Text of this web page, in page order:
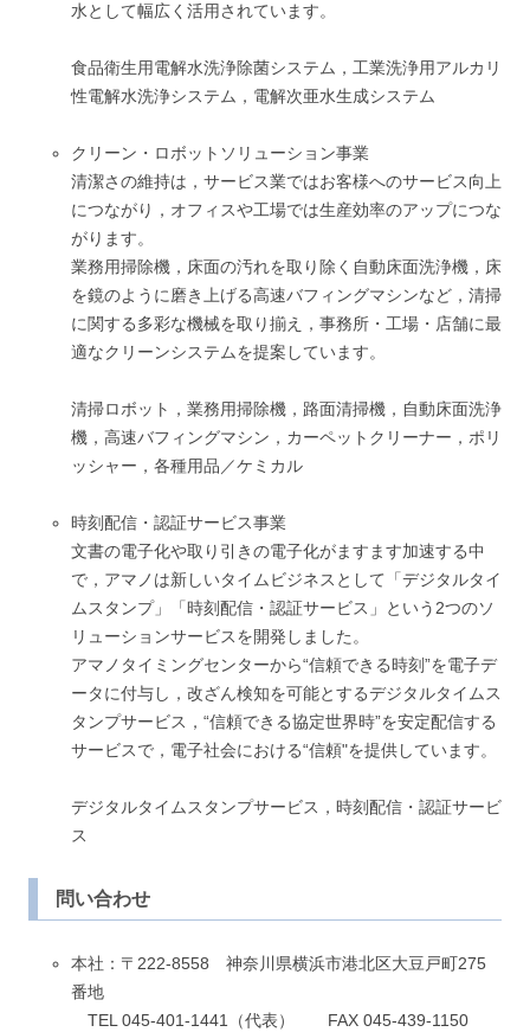
水として幅広く活用されています。
食品衛生用電解水洗浄除菌システム，工業洗浄用アルカリ
性電解水洗浄システム，電解次亜水生成システム
クリーン・ロボットソリューション事業
清潔さの維持は，サービス業ではお客様へのサービス向上
につながり，オフィスや工場では生産効率のアップにつな
がります。
業務用掃除機，床面の汚れを取り除く自動床面洗浄機，床
を鏡のように磨き上げる高速バフィングマシンなど，清掃
に関する多彩な機械を取り揃え，事務所・工場・店舗に最
適なクリーンシステムを提案しています。
清掃ロボット，業務用掃除機，路面清掃機，自動床面洗浄
機，高速バフィングマシン，カーペットクリーナー，ポリ
ッシャー，各種用品／ケミカル
時刻配信・認証サービス事業
文書の電子化や取り引きの電子化がますます加速する中
で，アマノは新しいタイムビジネスとして「デジタルタイ
ムスタンプ」「時刻配信・認証サービス」という2つのソ
リューションサービスを開発しました。
アマノタイミングセンターから“信頼できる時刻”を電子デ
ータに付与し，改ざん検知を可能とするデジタルタイムス
タンプサービス，“信頼できる協定世界時”を安定配信する
サービスで，電子社会における“信頼"を提供しています。
デジタルタイムスタンプサービス，時刻配信・認証サービ
ス
問い合わせ
本社：〒222-8558 神奈川県横浜市港北区大豆戸町275
番地
TEL 045-401-1441（代表） FAX 045-439-1150